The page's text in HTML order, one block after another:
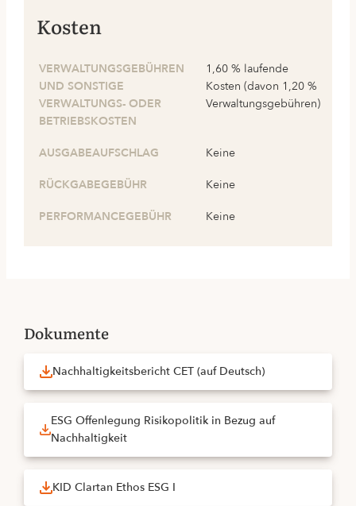
Kosten
VERWALTUNGSGEBÜHREN
UND SONSTIGE
VERWALTUNGS- ODER
BETRIEBSKOSTEN
1,60 % laufende
Kosten (davon 1,20 %
Verwaltungsgebühren)
AUSGABEAUFSCHLAG Keine
RÜCKGABEGEBÜHR Keine
PERFORMANCEGEBÜHR Keine
Dokumente
Nachhaltigkeitsbericht CET (auf Deutsch)
ESG Offenlegung Risikopolitik in Bezug auf
Nachhaltigkeit
KID Clartan Ethos ESG I